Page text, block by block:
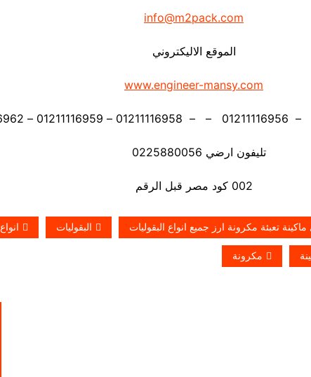
info@m2pack.com
الموقع الاليكتروني
www.engineer-mansy.com
تليفون ارضي 0225880056
002 كود مصر قبل الرقم
تعبئة مكرونة ارز جميع انواع البقوليات البقوليات انواع
مكرونة